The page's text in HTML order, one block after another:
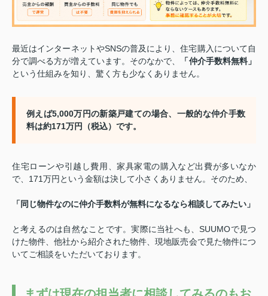
最近はインターネットやSNSの普及により、住宅購入について自
分で調べる方が増えています。 そのなかで、
「仲介手数料無料」
という仕組みを知り、驚く方も少なくありません。
例えば5,000万円の新築戸建ての場合、一般的な仲介手数
料は約171万円（税込）です。
住宅ローンや引越し費用、家具家電の購入など出費が多いなか
で、171万円という金額は決して小さくありません。 そのため、
「同じ物件なのに仲介手数料が無料になるなら相談してみたい」
と考えるのは自然なことです。実際に当社へも、SUUMOで見つ
けた物件、他社から紹介された物件、現地販売会で見た物件につ
いてご相談をいただいております。